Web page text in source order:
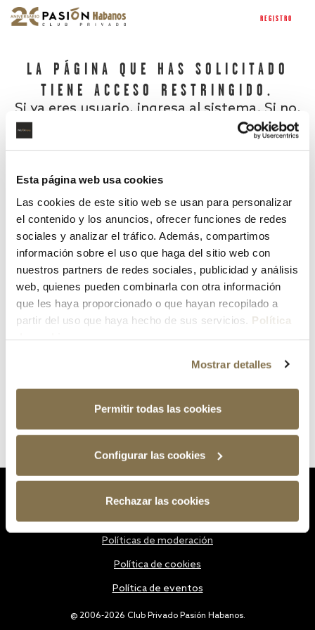
Esta página web usa cookies
Las cookies de este sitio web se usan para personalizar
el contenido y los anuncios, ofrecer funciones de redes
sociales y analizar el tráfico. Además, compartimos
información sobre el uso que haga del sitio web con
nuestros partners de redes sociales, publicidad y análisis
web, quienes pueden combinarla con otra información
que les haya proporcionado o que hayan recopilado a
partir del uso que haya hecho de sus servicios. Política
Mostrar detalles
Permitir todas las cookies
Configurar las cookies
Rechazar las cookies
REGISTRO
LA PÁGINA QUE HAS SOLICITADO
TIENE ACCESO RESTRINGIDO.
Si ya eres usuario, ingresa al sistema. Si no,
¿Has olvidado tu contraseña?
@ 2006-2026 Club Privado Pasión Habanos.
Políticas de moderación
Política de cookies
Política de eventos